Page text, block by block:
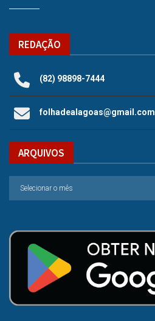
REDAÇÃO
(82) 98898-7444
folhadealagoas@gmail.com
ARQUIVOS